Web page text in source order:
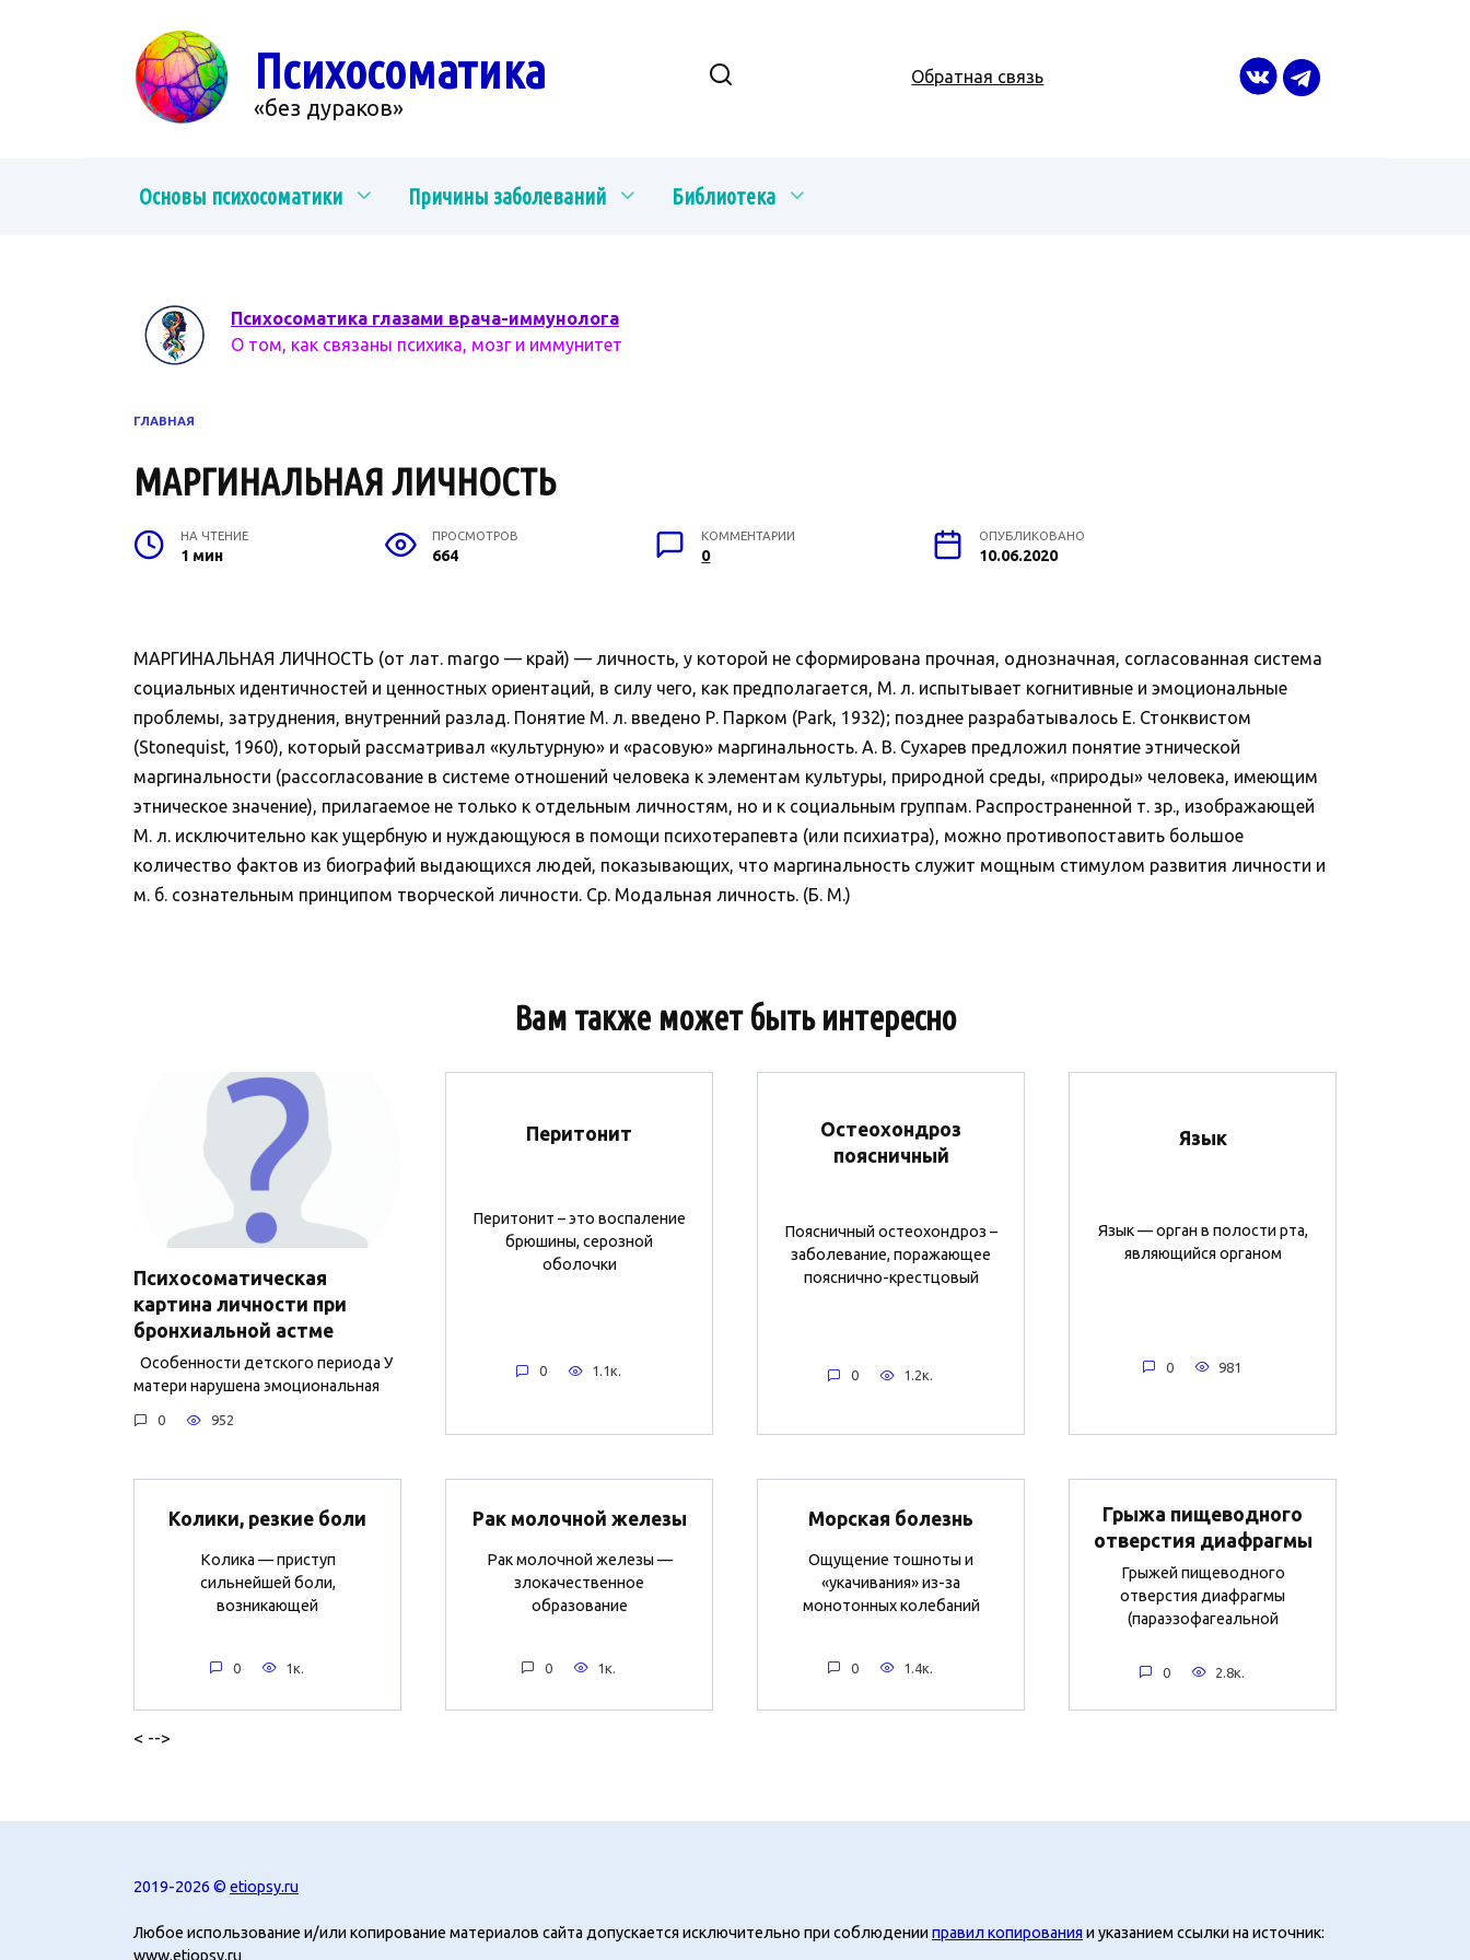
Психосоматика
«без дураков»
Обратная связь
Основы психосоматики Причины заболеваний Библиотека
Психосоматика глазами врача-иммунолога
О том, как связаны психика, мозг и иммунитет
ГЛАВНАЯ
МАРГИНАЛЬНАЯ ЛИЧНОСТЬ
НА ЧТЕНИЕ
1 мин
ПРОСМОТРОВ
664
КОММЕНТАРИИ
0
ОПУБЛИКОВАНО
10.06.2020
МАРГИНАЛЬНАЯ ЛИЧНОСТЬ (от лат. margo — край) — личность, у которой не сформирована прочная, однозначная, согласованная система
социальных идентичностей и ценностных ориентаций, в силу чего, как предполагается, М. л. испытывает когнитивные и эмоциональные
проблемы, затруднения, внутренний разлад. Понятие М. л. введено Р. Парком (Park, 1932); позднее разрабатывалось Е. Стонквистом
(Stonequist, 1960), который рассматривал «культурную» и «расовую» маргинальность. А. В. Сухарев предложил понятие этнической
маргинальности (рассогласование в системе отношений человека к элементам культуры, природной среды, «природы» человека, имеющим
этническое значение), прилагаемое не только к отдельным личностям, но и к социальным группам. Распространенной т. зр., изображающей
М. л. исключительно как ущербную и нуждающуюся в помощи психотерапевта (или психиатра), можно противопоставить большое
количество фактов из биографий выдающихся людей, показывающих, что маргинальность служит мощным стимулом развития личности и
м. б. сознательным принципом творческой личности. Ср. Модальная личность. (Б. М.)
Вам также может быть интересно
Психосоматическая
картина личности при
бронхиальной астме
Особенности детского периода У
матери нарушена эмоциональная
0 952
Перитонит
Перитонит – это воспаление
брюшины, серозной
оболочки
0 1.1к.
Остеохондроз
поясничный
Поясничный остеохондроз –
заболевание, поражающее
пояснично-крестцовый
0 1.2к.
Язык
Язык — орган в полости рта,
являющийся органом
0 981
Колики, резкие боли
Колика — приступ
сильнейшей боли,
возникающей
0 1к.
Рак молочной железы
Рак молочной железы —
злокачественное
образование
0 1к.
Морская болезнь
Ощущение тошноты и
«укачивания» из-за
монотонных колебаний
0 1.4к.
Грыжа пищеводного
отверстия диафрагмы
Грыжей пищеводного
отверстия диафрагмы
(параэзофагеальной
0 2.8к.
< -->
2019-2026 © etiopsy.ru
Любое использование и/или копирование материалов сайта допускается исключительно при соблюденииправил копирования и указанием ссылки на источник:
www.etiopsy.ru